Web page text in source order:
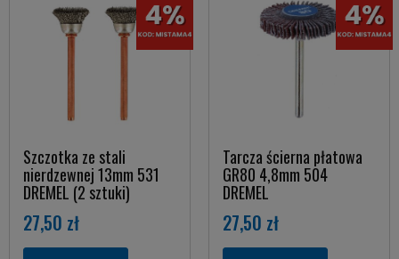
Szczotka ze stali
nierdzewnej 13mm 531
DREMEL (2 sztuki)
27,50 zł
Tarcza ścierna płatowa
GR80 4,8mm 504
DREMEL
27,50 zł